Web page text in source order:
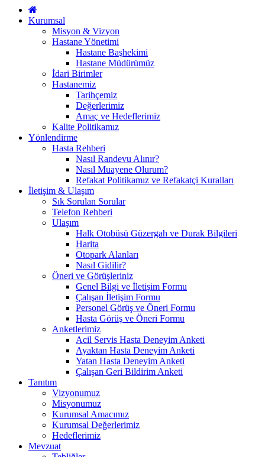
Kurumsal
Misyon & Vizyon
Hastane Yönetimi
Hastane Başhekimi
Hastane Müdürümüz
İdari Birimler
Hastanemiz
Tarihçemiz
Değerlerimiz
Amaç ve Hedeflerimiz
Kalite Politikamız
Yönlendirme
Hasta Rehberi
Nasıl Randevu Alınır?
Nasıl Muayene Olurum?
Refakat Politikamız ve Refakatçi Kuralları
İletişim & Ulaşım
Sık Sorulan Sorular
Telefon Rehberi
Ulaşım
Halk Otobüsü Güzergah ve Durak Bilgileri
Harita
Otopark Alanları
Nasıl Gidilir?
Öneri ve Görüşleriniz
Genel Bilgi ve İletişim Formu
Çalışan İletişim Formu
Personel Görüş ve Öneri Formu
Hasta Görüş ve Öneri Formu
Anketlerimiz
Acil Servis Hasta Deneyim Anketi
Ayaktan Hasta Deneyim Anketi
Yatan Hasta Deneyim Anketi
Çalışan Geri Bildirim Anketi
Tanıtım
Vizyonumuz
Misyonumuz
Kurumsal Amacımız
Kurumsal Değerlerimiz
Hedeflerimiz
Mevzuat